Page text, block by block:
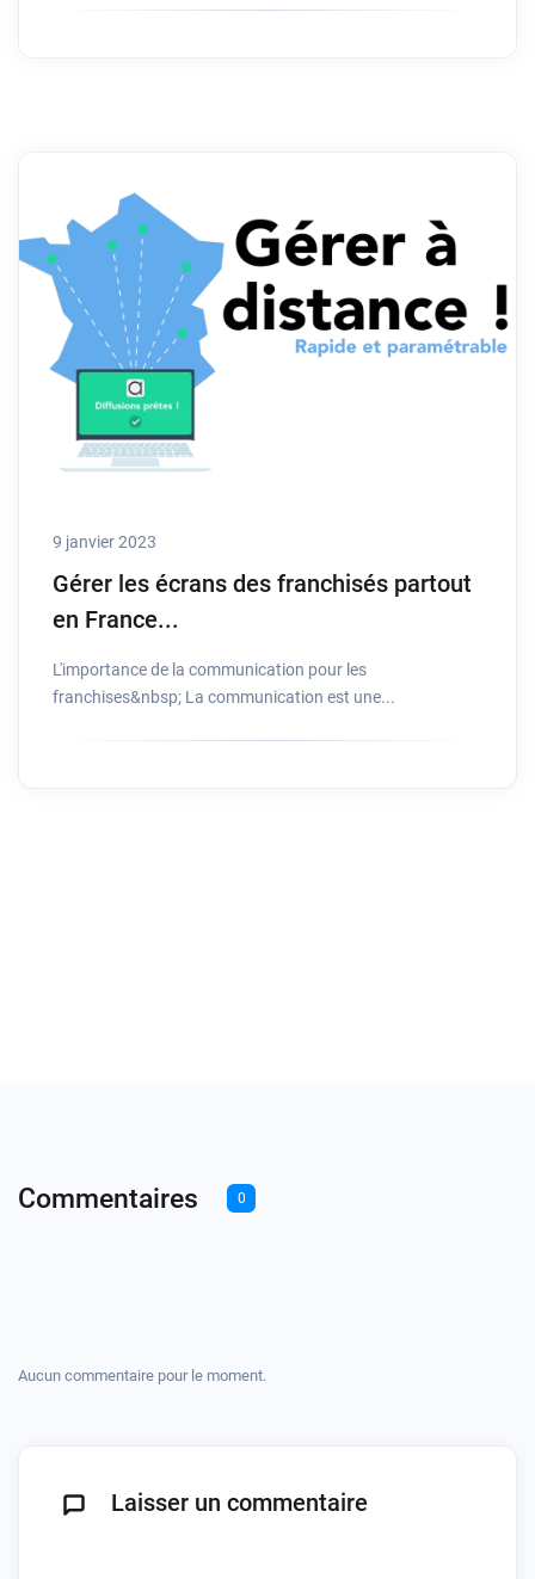
9 janvier 2023
Gérer les écrans des franchisés partout
en France...
L'importance de la communication pour les
franchises&nbsp; La communication est une...
Commentaires 0
Aucun commentaire pour le moment.
Laisser un commentaire